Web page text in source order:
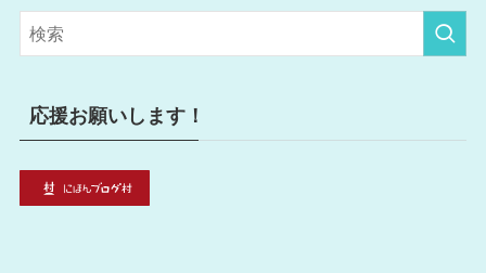
リ
ー
応援お願いします！